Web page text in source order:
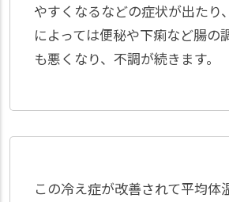
やすくなるなどの症状が出たり
によっては便秘や下痢など腸の
も悪くなり、不調が続きます。
この冷え症が改善されて平均体